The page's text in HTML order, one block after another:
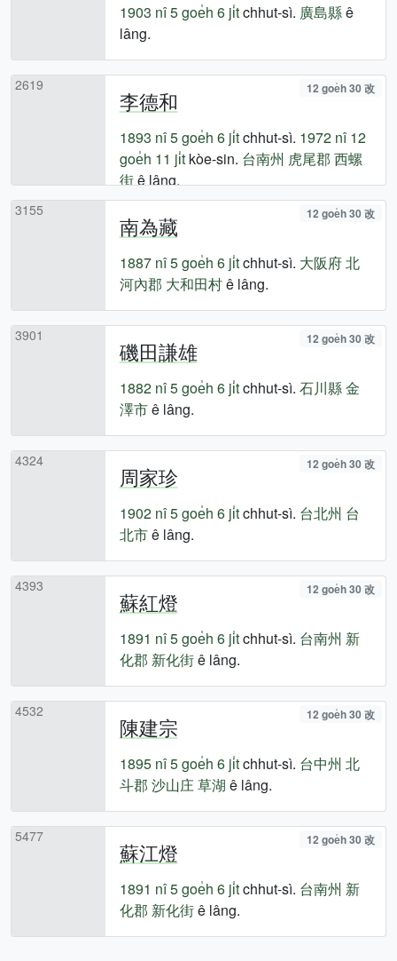
1903 nî5 goe̍h 6 ji̍tchhut-sì. 廣島縣ê
lâng.
2619
李德和 12 goe̍h 30 改
1893 nî5 goe̍h 6 ji̍tchhut-sì. 1972 nî 12
goe̍h 11 ji̍tkòe-sin. 台南州 虎尾郡 西螺
街ê lâng.
3155
南為藏 12 goe̍h 30 改
1887 nî5 goe̍h 6 ji̍tchhut-sì. 大阪府北
河內郡 大和田村ê lâng.
3901
磯田謙雄 12 goe̍h 30 改
1882 nî5 goe̍h 6 ji̍tchhut-sì. 石川縣金
澤市ê lâng.
4324
周家珍 12 goe̍h 30 改
1902 nî5 goe̍h 6 ji̍tchhut-sì. 台北州 台
北市ê lâng.
4393
蘇紅燈 12 goe̍h 30 改
1891 nî5 goe̍h 6 ji̍tchhut-sì. 台南州 新
化郡 新化街ê lâng.
4532
陳建宗 12 goe̍h 30 改
1895 nî5 goe̍h 6 ji̍tchhut-sì. 台中州 北
斗郡 沙山庄草湖 ê lâng.
5477
蘇江燈 12 goe̍h 30 改
1891 nî5 goe̍h 6 ji̍tchhut-sì. 台南州 新
化郡 新化街ê lâng.